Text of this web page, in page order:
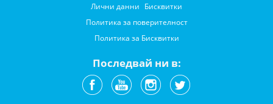
Лични данни Бисквитки
Политика за поверителност
Политика за Бисквитки
Последвай ни в: